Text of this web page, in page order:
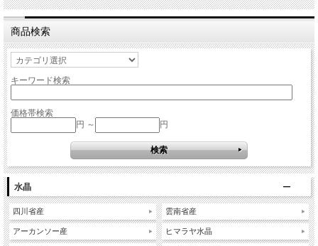
商品検索
キーワード検索
価格帯検索
円 ～
円
水晶
四川省産
アーカンソー産
雲南省産
ヒマラヤ水晶